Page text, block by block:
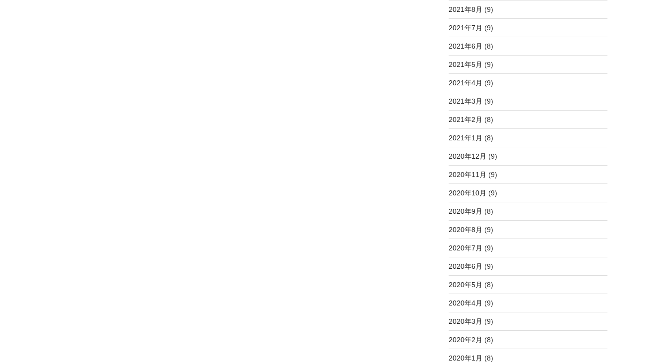
2021年8月 (9)
2021年7月 (9)
2021年6月 (8)
2021年5月 (9)
2021年4月 (9)
2021年3月 (9)
2021年2月 (8)
2021年1月 (8)
2020年12月 (9)
2020年11月 (9)
2020年10月 (9)
2020年9月 (8)
2020年8月 (9)
2020年7月 (9)
2020年6月 (9)
2020年5月 (8)
2020年4月 (9)
2020年3月 (9)
2020年2月 (8)
2020年1月 (8)